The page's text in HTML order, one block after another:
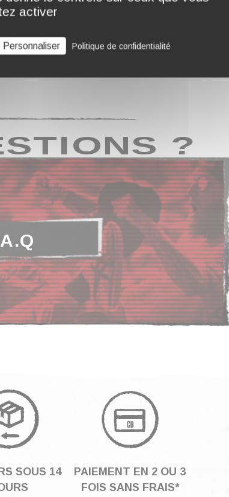
?
SOUS 14
PAIEMENT EN 2 OU 3
FOIS SANS FRAIS*
activer
Personnaliser Politique de confidentialité